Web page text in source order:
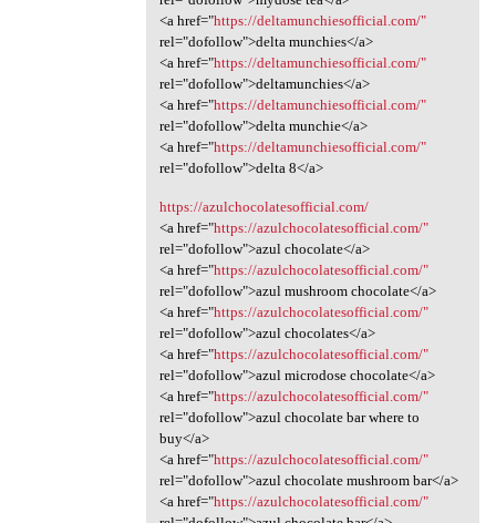
<a href="https://deltamunchiesofficial.com/"
rel="dofollow">delta munchies</a>
<a href="https://deltamunchiesofficial.com/"
rel="dofollow">deltamunchies</a>
<a href="https://deltamunchiesofficial.com/"
rel="dofollow">delta munchie</a>
<a href="https://deltamunchiesofficial.com/"
rel="dofollow">delta 8</a>
https://azulchocolatesofficial.com/
<a href="https://azulchocolatesofficial.com/"
rel="dofollow">azul chocolate</a>
<a href="https://azulchocolatesofficial.com/"
rel="dofollow">azul mushroom chocolate</a>
<a href="https://azulchocolatesofficial.com/"
rel="dofollow">azul chocolates</a>
<a href="https://azulchocolatesofficial.com/"
rel="dofollow">azul microdose chocolate</a>
<a href="https://azulchocolatesofficial.com/"
rel="dofollow">azul chocolate bar where to
buy</a>
<a href="https://azulchocolatesofficial.com/"
rel="dofollow">azul chocolate mushroom bar</a>
<a href="https://azulchocolatesofficial.com/"